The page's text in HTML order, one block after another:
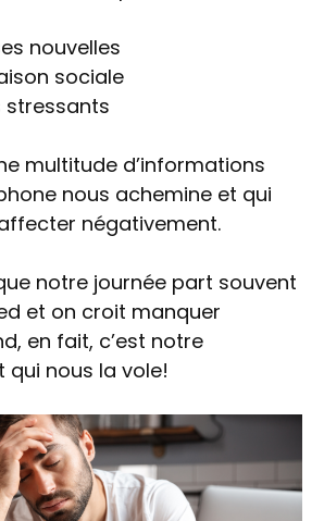
nouvelles
sociale
stressants
multitude d’informations
nous achemine et qui
négativement.
notre journée part souvent
et on croit manquer
en fait, c’est notre
qui nous la vole!